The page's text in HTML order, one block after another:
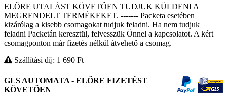
ELŐRE UTALÁST KÖVETŐEN TUDJUK KÜLDENI A
MEGRENDELT TERMÉKEKET. ------- Packeta esetében
kizárólag a kisebb csomagokat tudjuk feladni. Ha nem tudjuk
feladni Packetán keresztül, felvesszük Önnel a kapcsolatot. A kért
csomagponton már fizetés nélkül átvehető a csomag.
Szállítási díj: 1 690 Ft
GLS AUTOMATA - ELŐRE FIZETÉST
KÖVETŐEN